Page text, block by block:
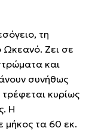
τη
Ζει σε
και
συνήθως
τρέφεται κυρίως
Η
μήκος τα 60 εκ.